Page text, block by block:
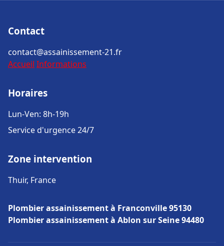
Contact
contact@assainissement-21.fr
Accueil Informations
Horaires
Lun-Ven: 8h-19h
Service d'urgence 24/7
Zone intervention
Thuir, France
Plombier assainissement à Franconville 95130
Plombier assainissement à Ablon sur Seine 94480